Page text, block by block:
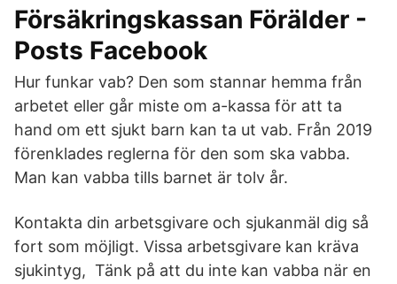
Försäkringskassan Förälder -
Posts Facebook
Hur funkar vab? Den som stannar hemma från
arbetet eller går miste om a-kassa för att ta
hand om ett sjukt barn kan ta ut vab. Från 2019
förenklades reglerna för den som ska vabba.
Man kan vabba tills barnet är tolv år.
Kontakta din arbetsgivare och sjukanmäl dig så
fort som möjligt. Vissa arbetsgivare kan kräva
sjukintyg, Tänk på att du inte kan vabba när en